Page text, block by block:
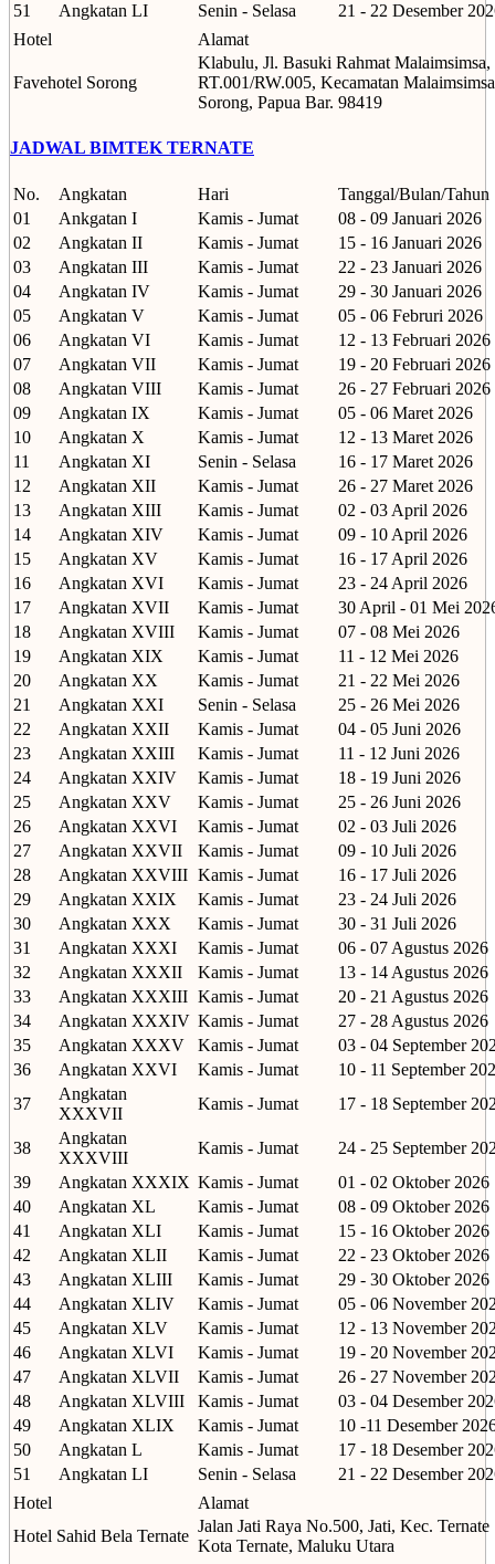
51
Angkatan LI Senin - Selasa
21 - 22 Desember
Hotel
Alamat
Favehotel Sorong
Klabulu, Jl. Basuki Rahmat Malaimsimsa,
RT.001/RW.005, Kecamatan
Sorong, Papua Bar. 98419
JADWAL BIMTEK TERNATE
No. Angkatan Hari
Tanggal/Bulan/Tahun
01
Ankgatan I Kamis - Jumat
08 - 09 Januari 2026
02
Angkatan II Kamis - Jumat
15 - 16 Januari 2026
03
Angkatan III Kamis - Jumat
22 - 23 Januari 2026
04
Angkatan IV Kamis - Jumat
29 - 30 Januari 2026
05
Angkatan V Kamis - Jumat
05 - 06 Februri 2026
06
Angkatan VI Kamis - Jumat
12 - 13 Februari 2026
07
Angkatan VII Kamis - Jumat
19 - 20 Februari 2026
08
Angkatan VIII Kamis - Jumat
26 - 27 Februari 2026
09
Angkatan IX Kamis - Jumat
05 - 06 Maret 2026
10
Angkatan X Kamis - Jumat
12 - 13 Maret 2026
11
Angkatan XI Senin - Selasa
16 - 17 Maret 2026
12
Angkatan XII Kamis - Jumat
26 - 27 Maret 2026
13
Angkatan XIII Kamis - Jumat
02 - 03 April 2026
14
Angkatan XIV Kamis - Jumat
09 - 10 April 2026
15
Angkatan XV Kamis - Jumat
16 - 17 April 2026
16
Angkatan XVI Kamis - Jumat
23 - 24 April 2026
17
Angkatan XVII Kamis - Jumat
30 April - 01 Mei
18
Angkatan XVIII Kamis - Jumat
07 - 08 Mei 2026
19
Angkatan XIX Kamis - Jumat
11 - 12 Mei 2026
20
Angkatan XX Kamis - Jumat
21 - 22 Mei 2026
21
Angkatan XXI Senin - Selasa
25 - 26 Mei 2026
22
Angkatan XXII Kamis - Jumat
04 - 05 Juni 2026
23
Angkatan XXIII Kamis - Jumat
11 - 12 Juni 2026
24
Angkatan XXIV Kamis - Jumat
18 - 19 Juni 2026
25
Angkatan XXV Kamis - Jumat
25 - 26 Juni 2026
26
Angkatan XXVI Kamis - Jumat
02 - 03 Juli 2026
27
Angkatan XXVII Kamis - Jumat
09 - 10 Juli 2026
28
Angkatan XXVIII Kamis - Jumat
16 - 17 Juli 2026
29
Angkatan XXIX Kamis - Jumat
23 - 24 Juli 2026
30
Angkatan XXX Kamis - Jumat
30 - 31 Juli 2026
31
Angkatan XXXI Kamis - Jumat
06 - 07 Agustus 2026
32
Angkatan XXXII Kamis - Jumat
13 - 14 Agustus 2026
33
Angkatan XXXIII Kamis - Jumat
20 - 21 Agustus 2026
34
Angkatan XXXIV Kamis - Jumat
27 - 28 Agustus 2026
35
Angkatan XXXV Kamis - Jumat
03 - 04 September
36
Angkatan XXVI Kamis - Jumat
10 - 11 September
37
Angkatan
XXXVII
Kamis - Jumat 17 - 18 September
38
Angkatan
XXXVIII
Kamis - Jumat
24 - 25 September
39
Angkatan XXXIX Kamis - Jumat
01 - 02 Oktober 2026
40
Angkatan XL Kamis - Jumat
08 - 09 Oktober 2026
41
Angkatan XLI Kamis - Jumat
15 - 16 Oktober 2026
42
Angkatan XLII Kamis - Jumat
22 - 23 Oktober 2026
43
Angkatan XLIII Kamis - Jumat
29 - 30 Oktober 2026
44
Angkatan XLIV Kamis - Jumat
05 - 06 November
45
Angkatan XLV Kamis - Jumat
12 - 13 November
46
Angkatan XLVI Kamis - Jumat
19 - 20 November
47
Angkatan XLVII Kamis - Jumat
26 - 27 November
48
Angkatan XLVIII Kamis - Jumat
03 - 04 Desember
49
Angkatan XLIX Kamis - Jumat
10 -11 Desember
50
Angkatan L Kamis - Jumat
17 - 18 Desember
51
Angkatan LI Senin - Selasa
21 - 22 Desember
Hotel
Alamat
Hotel Sahid Bela Ternate
Jalan Jati Raya No.500, Jati, Kec. Ternate
Kota Ternate, Maluku Utara